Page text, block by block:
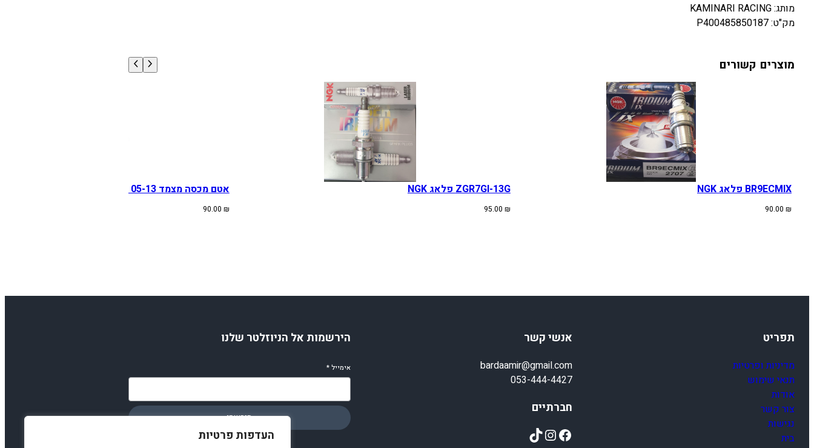
העדפות פרטיות
מותג: KAMINARI RACING
מק"ט: P400485850187
מוצרים קשורים
BR9ECMIX פלאג NGK
90.00 ₪
ZGR7GI-13G פלאג NGK
95.00 ₪
אטם מכסה מצמד KTM/HUSA SX-F/TE 05-13
90.00 ₪
תפריט
מדיניות ופרטיות
תנאי שימוש
אודות
צור קשר
נגישות
בית
אנשי קשר
bardaamir@gmail.com
053-444-4427
חברתיים
Facebook
Instagram
TikTok
הירשמות אל הניוזלטר שלנו
אימייל*
הירשמו